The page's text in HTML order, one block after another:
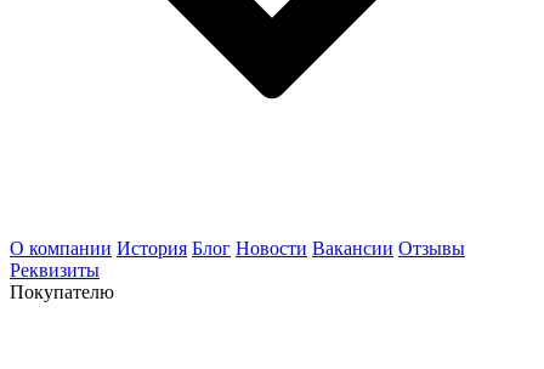
О компании История Блог Новости Вакансии Отзывы
Реквизиты
Покупателю